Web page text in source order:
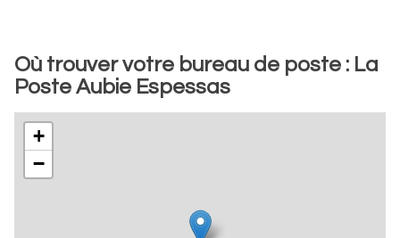
Où trouver votre bureau de poste : La
Poste Aubie Espessas
+
−